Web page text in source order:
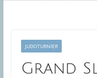
JUDOTURNIER
Grand